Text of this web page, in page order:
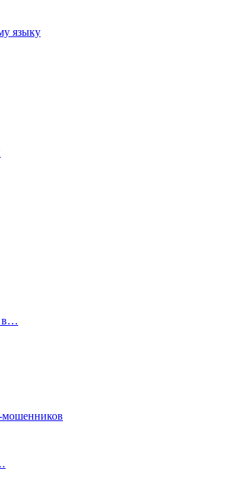
языку
в…
мошенников